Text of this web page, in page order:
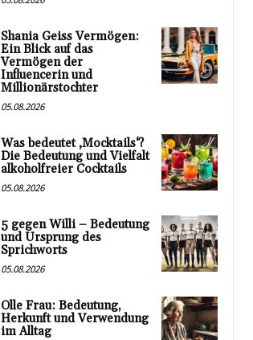
Shania Geiss Vermögen:
Ein Blick auf das
Vermögen der
Influencerin und
Millionärstochter
05.08.2026
Was bedeutet ‚Mocktails‘?
Die Bedeutung und Vielfalt
alkoholfreier Cocktails
05.08.2026
5 gegen Willi – Bedeutung
und Ursprung des
Sprichworts
05.08.2026
Olle Frau: Bedeutung,
Herkunft und Verwendung
im Alltag